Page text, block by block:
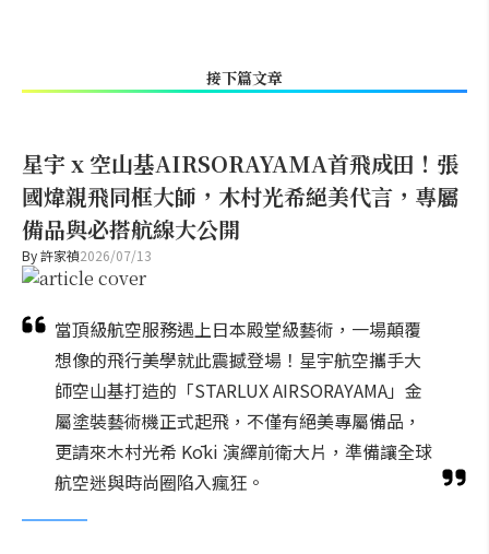
接下篇文章
星宇 x 空山基AIRSORAYAMA首飛成田！張
國煒親飛同框大師，木村光希絕美代言，專屬
備品與必搭航線大公開
By許家禎2026/07/13
當頂級航空服務遇上日本殿堂級藝術，一場顛覆
想像的飛行美學就此震撼登場！星宇航空攜手大
師空山基打造的「STARLUX AIRSORAYAMA」金
屬塗裝藝術機正式起飛，不僅有絕美專屬備品，
更請來木村光希 Kōki 演繹前衛大片，準備讓全球
航空迷與時尚圈陷入瘋狂。